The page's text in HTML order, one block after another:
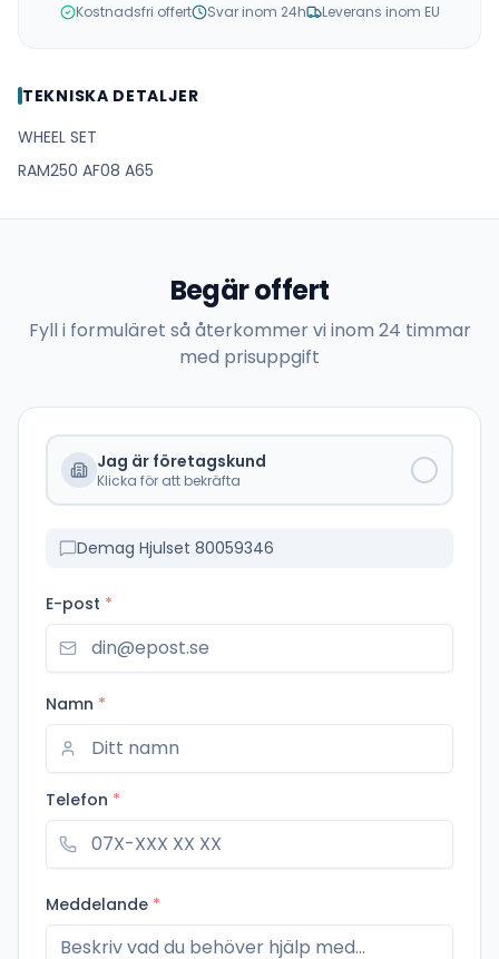
Kostnadsfri offert Svar inom 24h Leverans inom EU
TEKNISKA DETALJER
WHEEL SET
RAM250 AF08 A65
Begär offert
Fyll i formuläret så återkommer vi inom 24 timmar
med prisuppgift
Jag är företagskund
Klicka för att bekräfta
Demag Hjulset 80059346
E-post *
Namn *
Telefon *
Meddelande *